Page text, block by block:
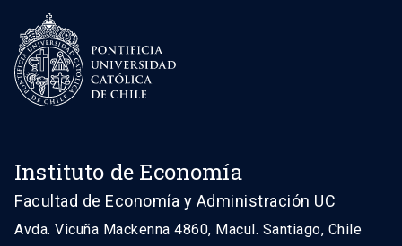
Instituto de Economía
Facultad de Economía y Administración UC
Avda. Vicuña Mackenna 4860, Macul. Santiago, Chile